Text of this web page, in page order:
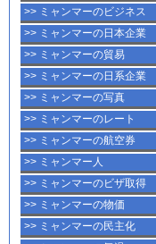
>> ミャンマーのビジネス
>> ミャンマーの日本企業
>> ミャンマーの貿易
>> ミャンマーの日系企業
>> ミャンマーの写真
>> ミャンマーのレート
>> ミャンマーの航空券
>> ミャンマー人
>> ミャンマーのビザ取得
>> ミャンマーの物価
>> ミャンマーの民主化